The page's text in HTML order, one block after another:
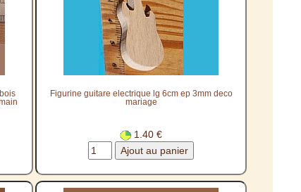
Figurine guitare electrique lg 6cm ep 3mm deco
mariage
1.40 €